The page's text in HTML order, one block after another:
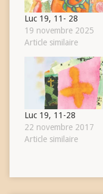
Luc 19, 11- 28
19 novembre 2025
Article similaire
Luc 19, 11-28
22 novembre 2017
Article similaire